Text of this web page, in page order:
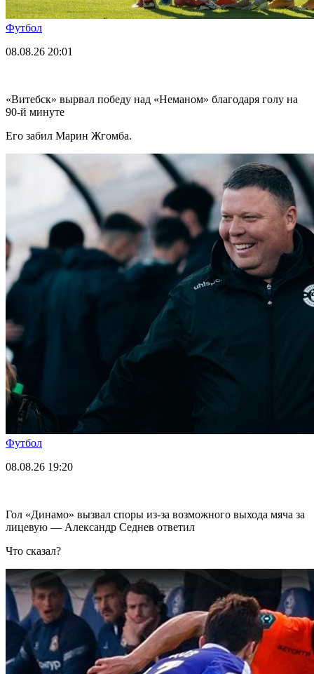
Футбол
08.08.26 20:01
«Витебск» вырвал победу над «Неманом» благодаря голу на
90-й минуте
Его забил Марин Жгомба.
Футбол
08.08.26 19:20
Гол «Динамо» вызвал споры из-за возможного выхода мяча за
лицевую — Александр Седнев ответил
Что сказал?